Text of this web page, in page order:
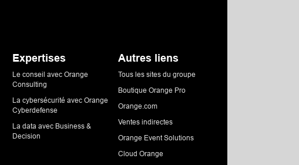
Expertises
Le conseil avec Orange
Consulting
La cybersécurité avec Orange
Cyberdefense
La data avec Business &
Decision
Autres liens
Tous les sites du groupe
Boutique Orange Pro
Orange.com
Ventes indirectes
Orange Event Solutions
Cloud Orange